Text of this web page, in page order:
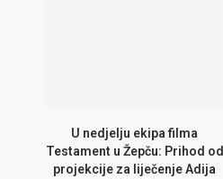
U nedjelju ekipa filma
Testament u Žepču: Prihod od
projekcije za liječenje Adija